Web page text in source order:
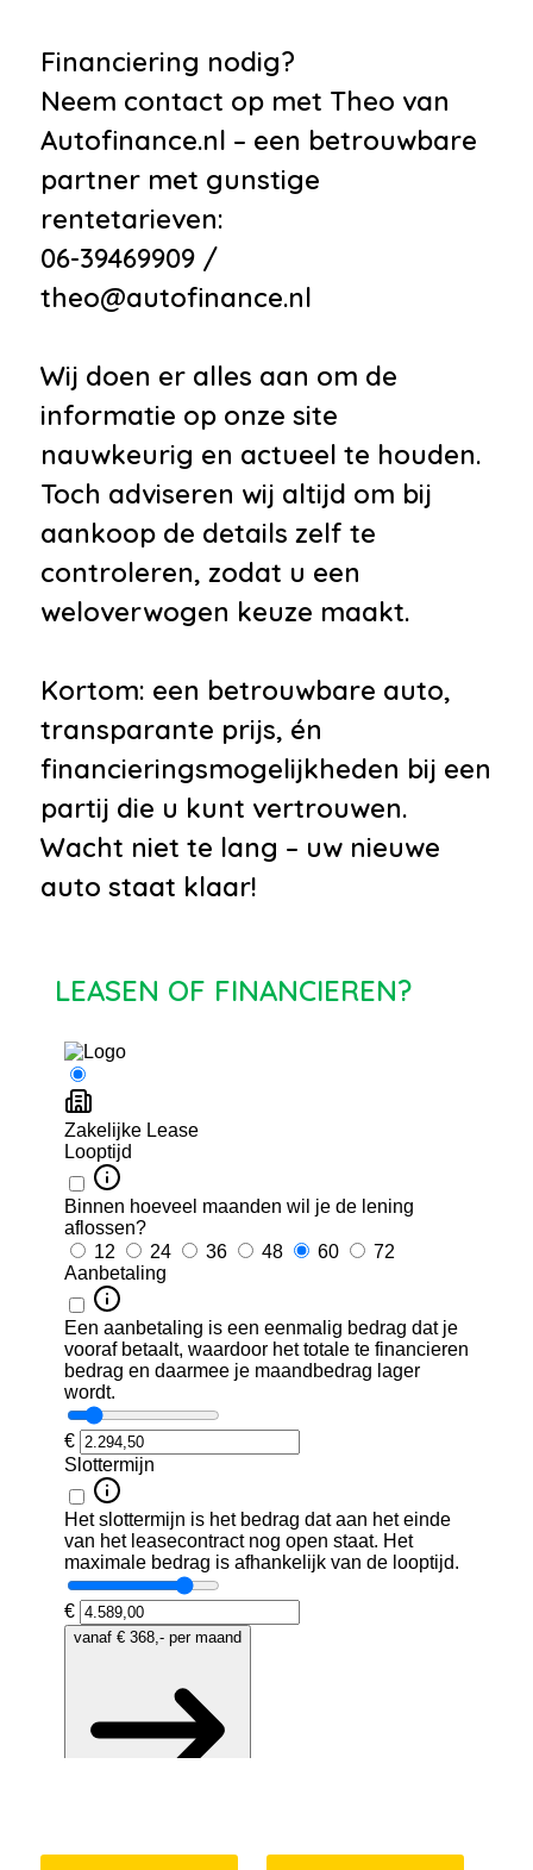
Financiering nodig?
Neem contact op met Theo van
Autofinance.nl – een betrouwbare
partner met gunstige
rentetarieven:
06-39469909 /
theo@autofinance.nl
Wij doen er alles aan om de
informatie op onze site
nauwkeurig en actueel te houden.
Toch adviseren wij altijd om bij
aankoop de details zelf te
controleren, zodat u een
weloverwogen keuze maakt.
Kortom: een betrouwbare auto,
transparante prijs, én
financieringsmogelijkheden bij een
partij die u kunt vertrouwen.
Wacht niet te lang – uw nieuwe
auto staat klaar!
LEASEN OF FINANCIEREN?